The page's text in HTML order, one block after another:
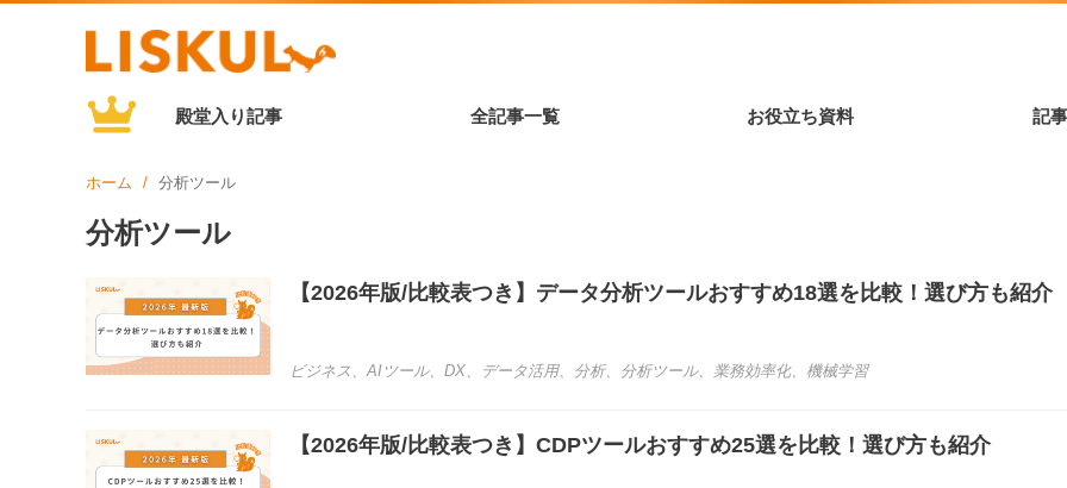
殿堂入り記事 全記事一覧 お役立ち資料 記
ホーム 分析ツール
分析ツール
【2026年版/比較表つき】データ分析ツールおすすめ18選を比較！選び方も紹介
ビジネス 、AIツール、 DX、 データ活用、 分析、 分析ツール、 業務効率化、 機械学習
【2026年版/比較表つき】CDPツールおすすめ25選を比較！選び方も紹介